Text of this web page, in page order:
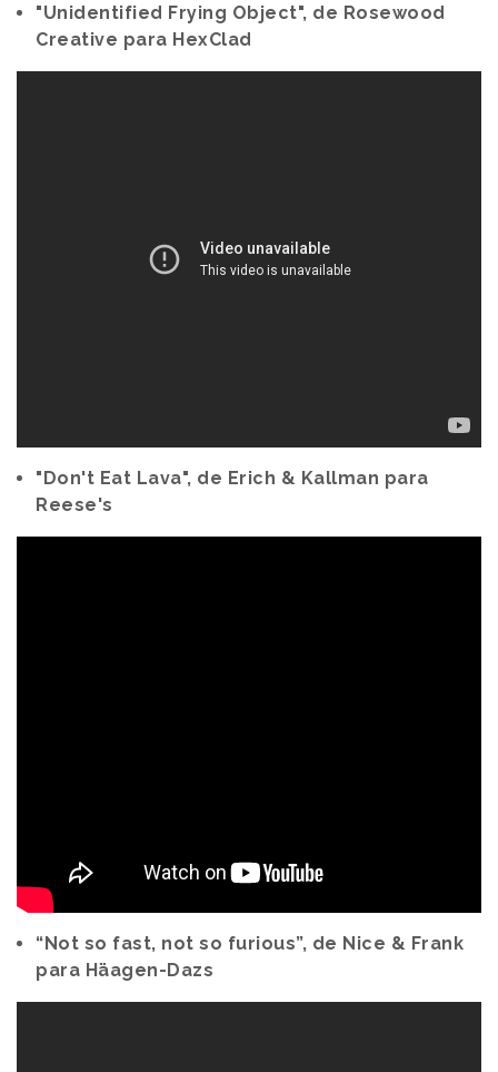
"Unidentified Frying Object", de Rosewood
Creative para HexClad
"Don't Eat Lava", de Erich & Kallman para
Reese's
“Not so fast, not so furious”, de Nice & Frank
para Häagen-Dazs